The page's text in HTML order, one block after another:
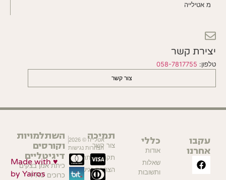
מ אטילייה
יצירת קשר
טלפון: 058-7817755
צור קשר
עקבו
אחרנו
כללי
אודות
שאלות
ותשובות
תמיכה
צור קשר
תקנון האתר
הצהרת נגישות
השתלמויות
וקורסים
דיגיטליים
כיתת אמן בצקים
כרוכים PRO
אטלייה © 2026
הצהרות נגישות
Made with ♥
by Yairos